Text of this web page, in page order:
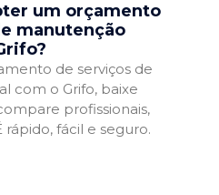
um orçamento
manutenção
de serviços de
com o Grifo, baixe
profissionais,
rápido, fácil e seguro.